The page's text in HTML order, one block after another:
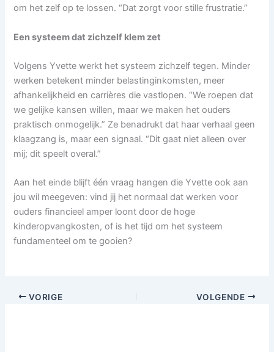
om het zelf op te lossen. “Dat zorgt voor stille frustratie.”
Een systeem dat zichzelf klem zet
Volgens Yvette werkt het systeem zichzelf tegen. Minder
werken betekent minder belastinginkomsten, meer
afhankelijkheid en carrières die vastlopen. “We roepen dat
we gelijke kansen willen, maar we maken het ouders
praktisch onmogelijk.” Ze benadrukt dat haar verhaal geen
klaagzang is, maar een signaal. “Dit gaat niet alleen over
mij; dit speelt overal.”
Aan het einde blijft één vraag hangen die Yvette ook aan
jou wil meegeven: vind jij het normaal dat werken voor
ouders financieel amper loont door de hoge
kinderopvangkosten, of is het tijd om het systeem
fundamenteel om te gooien?
VORIGE VOLGENDE